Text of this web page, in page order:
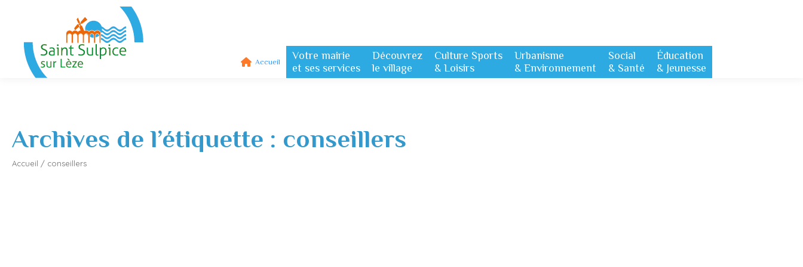
Accueil
Votre mairie
et ses services
Découvrez
le village
Culture Sports
& Loisirs
Urbanisme
& Environnement
Social
& Santé
Éducation
& Jeunesse
Archives de l’étiquette : conseillers
Accueil / conseillers